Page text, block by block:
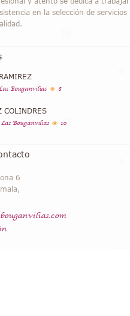
en la selección de
Bouganvilias 8
COLINDRES
Las Bouganvilias 10
6